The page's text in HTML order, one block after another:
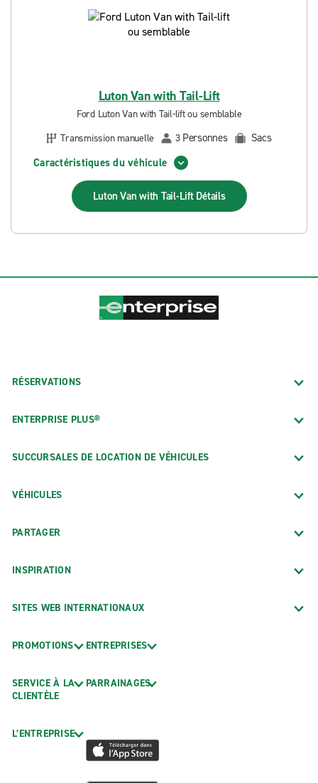
Luton Van with Tail-Lift
Ford Luton Van with Tail-lift ou semblable
Transmission manuelle
3 Personnes
Sacs
Caractéristiques du véhicule
Luton Van with Tail-Lift Détails
RÉSERVATIONS
ENTERPRISE PLUS®
SUCCURSALES DE LOCATION DE VÉHICULES
VÉHICULES
PARTAGER
INSPIRATION
SITES WEB INTERNATIONAUX
PROMOTIONS
SERVICE À LA
CLIENTÈLE
L’ENTREPRISE
ENTREPRISES
PARRAINAGES